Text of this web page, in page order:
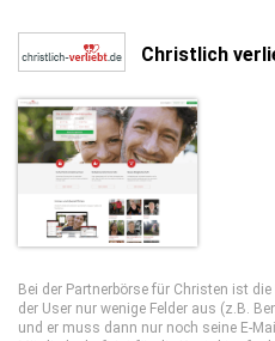
Christlich
Bei der Partnerbörse für Christen ist
der User nur wenige Felder aus (z.B.
und er muss dann nur noch seine E-